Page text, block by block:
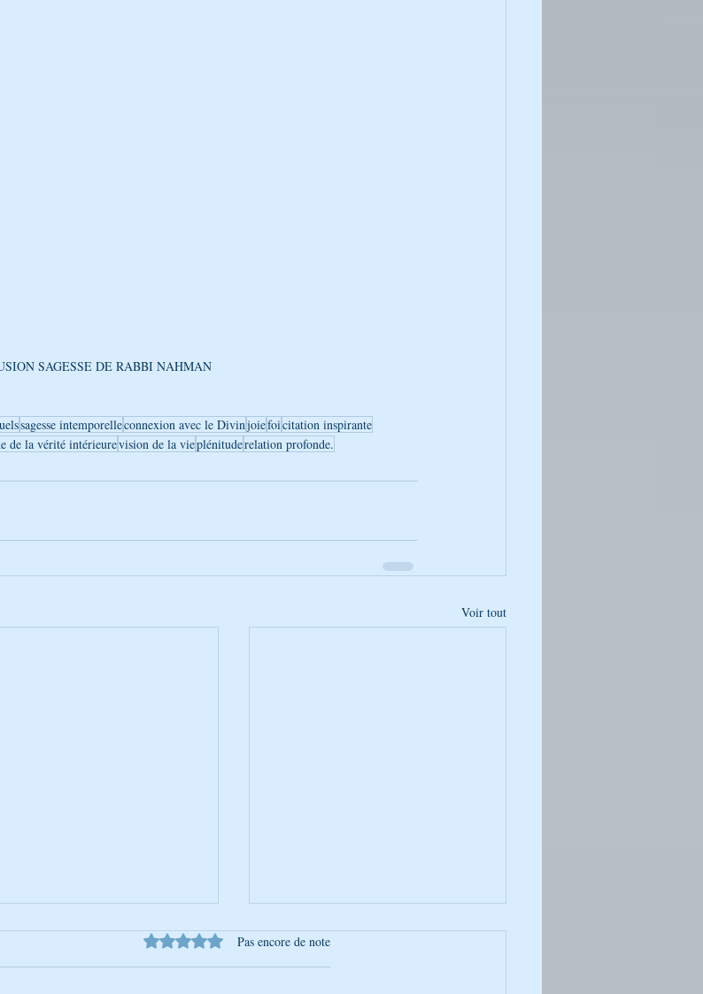
SAGESSE DE RABBI NAHMAN
sagesse intemporelleconnexion avec le Divinjoiefoicitation inspirante
de la vérité intérieurevision de la vieplénituderelation profonde.
Voir tout
Noté 0 étoile sur 5.Pas encore de note